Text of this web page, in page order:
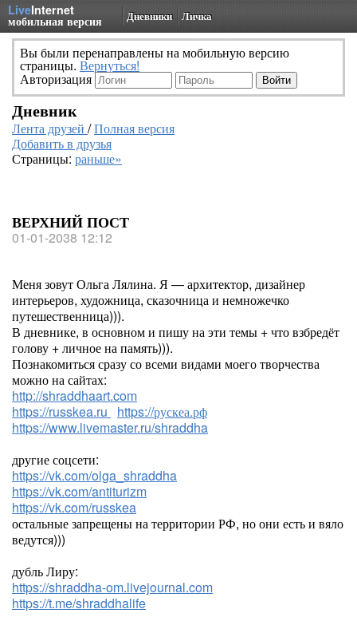
LiveInternet
мобильная версия Дневники Личка
Вы были перенаправлены на мобильную версию
страницы. Вернуться!
Авторизация
Дневник
Лента друзей /Полная версия
Добавить в друзья
Страницы: раньше»
ВЕРХНИЙ ПОСТ
01-01-2038 12:12
Меня зовут Ольга Лялина. Я — архитектор, дизайнер
интерьеров, художница, сказочница и немножечко
путешественница))).
В дневнике, в основном и пишу на эти темы + что взбредёт
голову + личное на память))).
Познакомиться сразу со всеми видами моего творчества
можно на сайтах:
http://shraddhaart.com
https://russkea.ru
https://рускеа.рф
https://www.livemaster.ru/shraddha
другие соцсети:
https://vk.com/olga_shraddha
https://vk.com/antiturizm
https://vk.com/russkea
остальные запрещены на территории РФ, но они есть и вяло
ведутся)))
дубль Лиру:
https://shraddha-om.livejournal.com
https://t.me/shraddhalife